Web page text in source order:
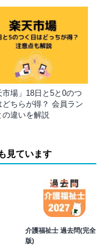
市場」18日と5と0のつ
どちらが得？ 会員ラン
の違いを解説
見ています
介護福祉士 過去問(完全
版)